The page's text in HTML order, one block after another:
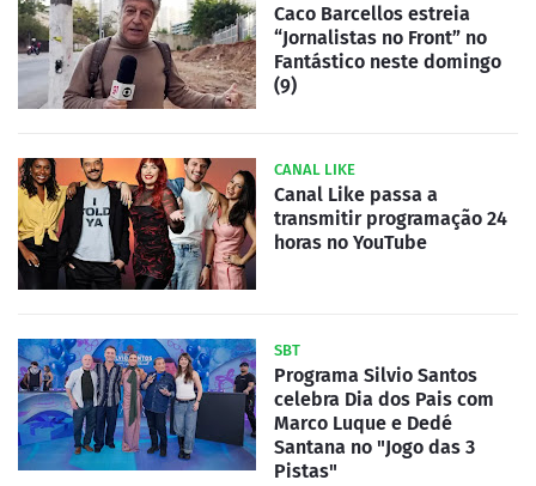
Caco Barcellos estreia
“Jornalistas no Front” no
Fantástico neste domingo
(9)
CANAL LIKE
Canal Like passa a
transmitir programação 24
horas no YouTube
SBT
Programa Silvio Santos
celebra Dia dos Pais com
Marco Luque e Dedé
Santana no "Jogo das 3
Pistas"